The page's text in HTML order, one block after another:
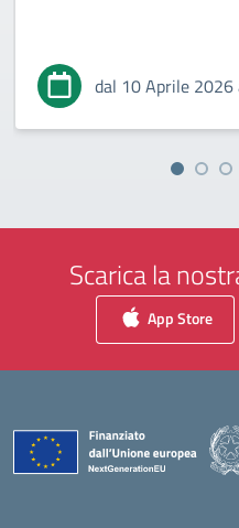
dal 10 Aprile
Scarica la
App Store